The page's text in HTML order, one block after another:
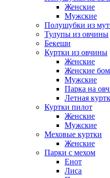
Женские
Мужские
Полушубки из
Тулупы из овчины
Бекеши
Куртки из овчины
Женские
Женские
Мужские
Парка на
Летная
Куртки пилот
Женские
Мужские
Меховые куртки
Женские
Парки с мехом
Енот
Лиса